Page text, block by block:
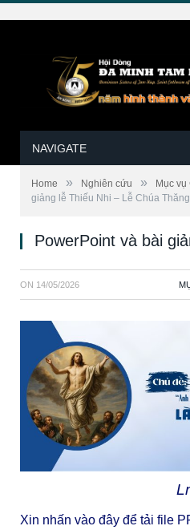
NAVIGATE
Home » Nghiên cứu » Mục
giảng lễ Thiếu Nhi – Lễ Chúa
PowerPoint và bài
ON 14/05/2026
Xin nhấn vào đây để tải file